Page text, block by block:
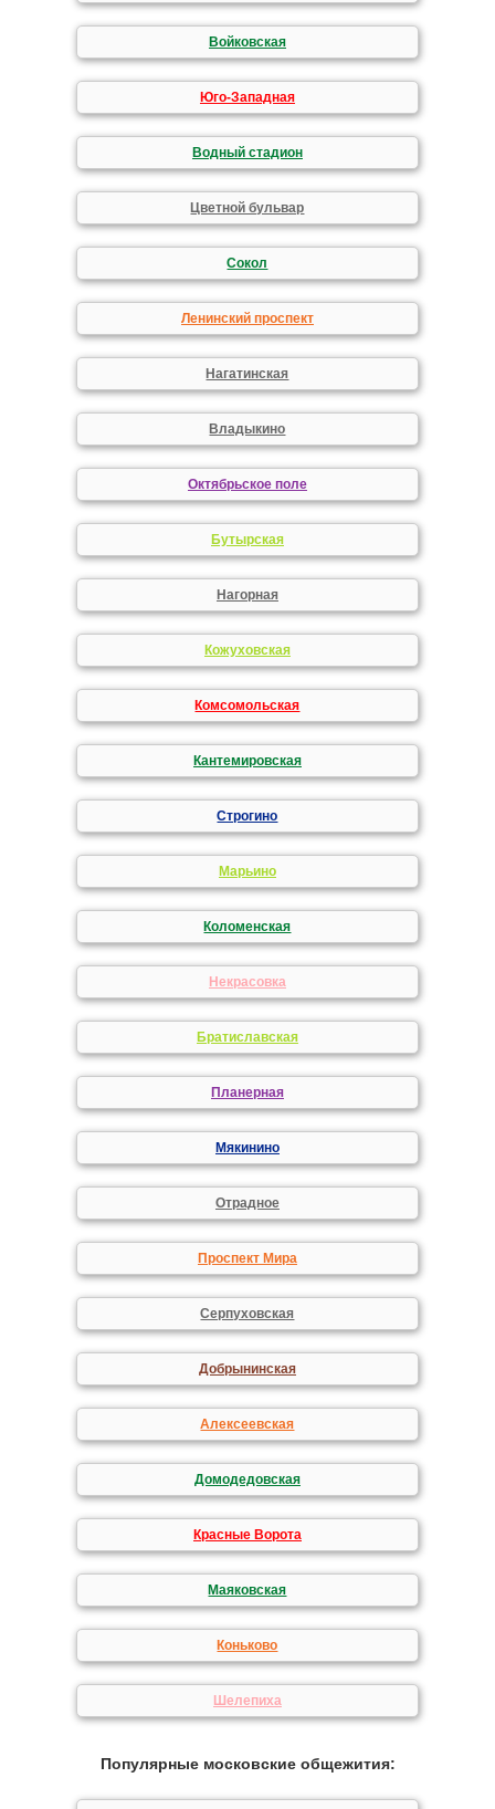
Войковская
Юго-Западная
Водный стадион
Цветной бульвар
Сокол
Ленинский проспект
Нагатинская
Владыкино
Октябрьское поле
Бутырская
Нагорная
Кожуховская
Комсомольская
Кантемировская
Строгино
Марьино
Коломенская
Некрасовка
Братиславская
Планерная
Мякинино
Отрадное
Проспект Мира
Серпуховская
Добрынинская
Алексеевская
Домодедовская
Красные Ворота
Маяковская
Коньково
Шелепиха
Популярные московские общежития: